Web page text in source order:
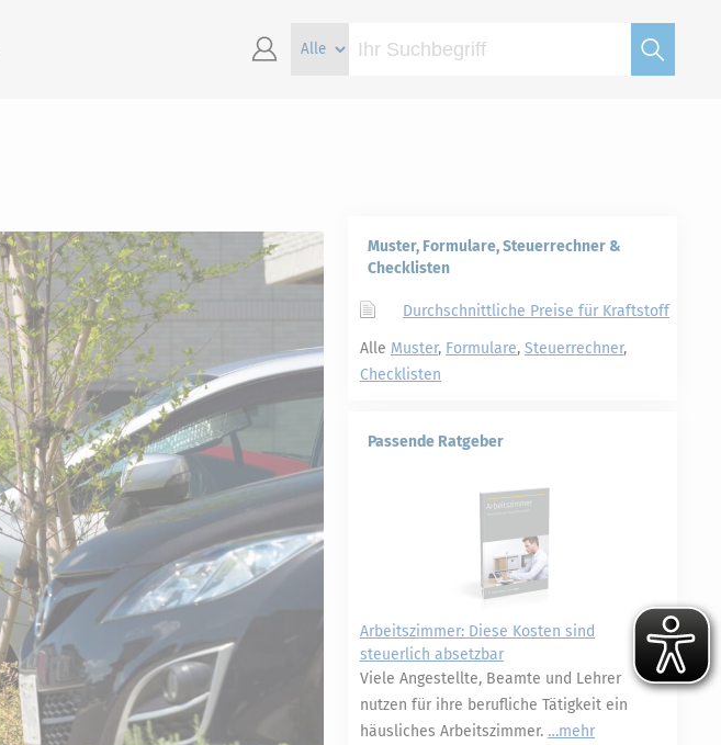
Muster, Formulare, Steuerrechner &
Checklisten
Durchschnittliche Preise für Kraftstoff
Alle Muster, Formulare, Steuerrechner,
Checklisten
Passende Ratgeber
Arbeitszimmer: Diese Kosten sind
steuerlich absetzbar
Viele Angestellte, Beamte und Lehrer
nutzen für ihre berufliche Tätigkeit ein
häusliches Arbeitszimmer.
mehr